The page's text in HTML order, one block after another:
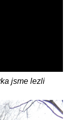
jsme lezli